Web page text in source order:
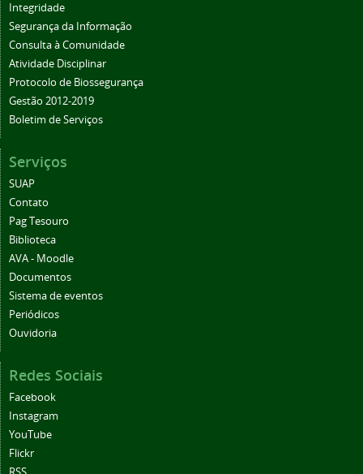
Integridade
Segurança da Informação
Consulta à Comunidade
Atividade Disciplinar
Protocolo de Biossegurança
Gestão 2012-2019
Boletim de Serviços
Serviços
SUAP
Contato
Pag Tesouro
Biblioteca
AVA - Moodle
Documentos
Sistema de eventos
Periódicos
Ouvidoria
Redes Sociais
Facebook
Instagram
YouTube
Flickr